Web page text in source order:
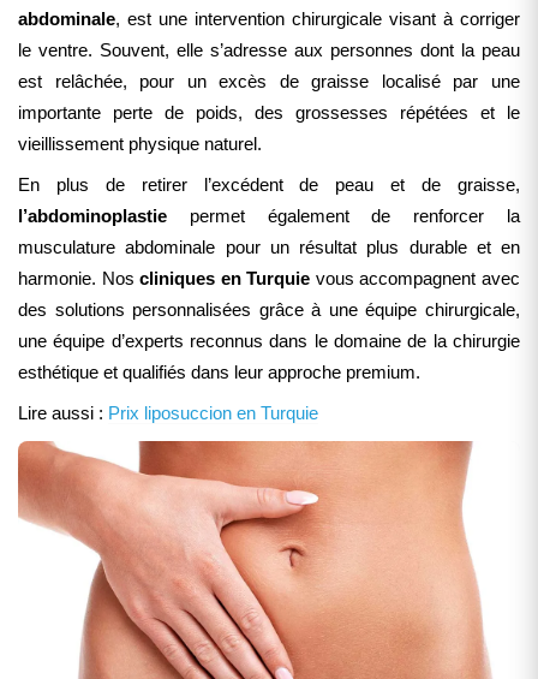
abdominale, est une intervention chirurgicale visant à corriger
le ventre. Souvent, elle s’adresse aux personnes dont la peau
est relâchée, pour un excès de graisse localisé par une
importante perte de poids, des grossesses répétées et le
vieillissement physique naturel.
En plus de retirer l’excédent de peau et de graisse,
l’abdominoplastie permet également de renforcer la
musculature abdominale pour un résultat plus durable et en
harmonie. Noscliniques en Turquie vous accompagnent avec
des solutions personnalisées grâce à une équipe chirurgicale,
une équipe d’experts reconnus dans le domaine de la chirurgie
esthétique et qualifiés dans leur approche premium.
Lire aussi : Prix liposuccion en Turquie